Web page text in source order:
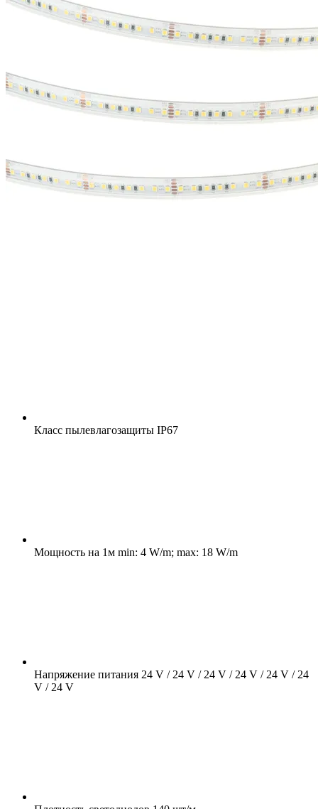
Класс пылевлагозащиты IP67
Мощность на 1м min: 4 W/m; max: 18 W/m
Напряжение питания 24 V / 24 V / 24 V / 24 V / 24 V / 24
V / 24 V